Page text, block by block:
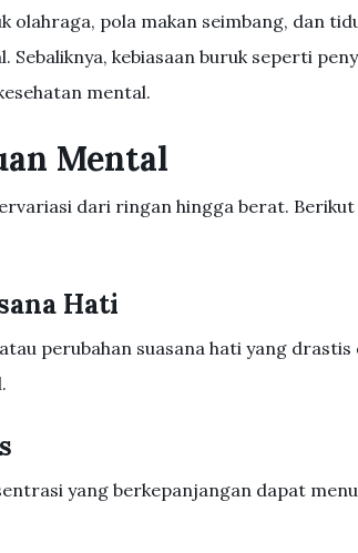
olahraga, pola makan seimbang, dan
Sebaliknya, kebiasaan buruk seperti
mental.
Mental
dari ringan hingga berat.
Hati
perubahan suasana hati yang
yang berkepanjangan dapat